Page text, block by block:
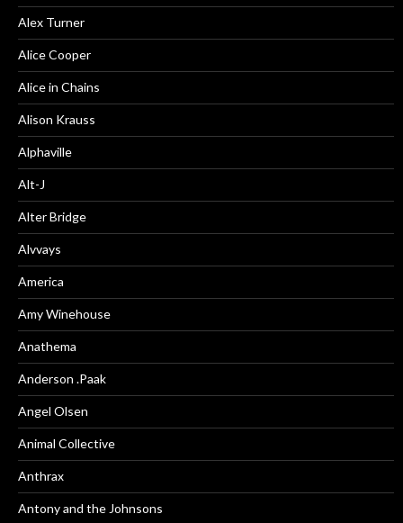
Alex Turner
Alice Cooper
Alice in Chains
Alison Krauss
Alphaville
Alt-J
Alter Bridge
Alvvays
America
Amy Winehouse
Anathema
Anderson .Paak
Angel Olsen
Animal Collective
Anthrax
Antony and the Johnsons